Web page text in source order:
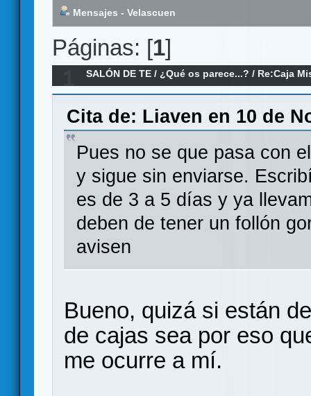
Mensajes - Velascuen
Páginas: [1]
SALÓN DE TE /¿Qué os parece...? / Re:Caja
Cita de: Liaven en 10 de
Pues no se que pasa con
y sigue sin enviarse.
es de 3 a 5 días y ya
deben de tener un follón
avisen
Bueno, quizá si están
de cajas sea por eso
me ocurre a mí.